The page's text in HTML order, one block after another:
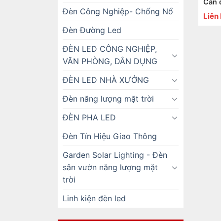
Đèn Công Nghiệp- Chống Nổ
Đèn Đường Led
ĐÈN LED CÔNG NGHIỆP,
VĂN PHÒNG, DÂN DỤNG
ĐÈN LED NHÀ XƯỞNG
Đèn năng lượng mặt trời
ĐÈN PHA LED
Đèn Tín Hiệu Giao Thông
Garden Solar Lighting - Đèn
sân vườn năng lượng mặt
trời
Linh kiện đèn led
Cần
Liên